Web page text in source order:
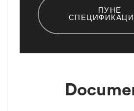
ПУНЕ